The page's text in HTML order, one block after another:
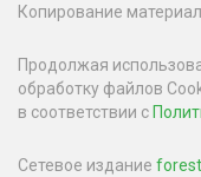
Копирование
Продолжая
обработку файлов
в соответствии с
Сетевое издание